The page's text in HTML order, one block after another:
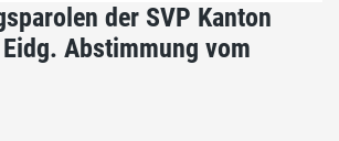
der SVP Kanton
Abstimmung vom